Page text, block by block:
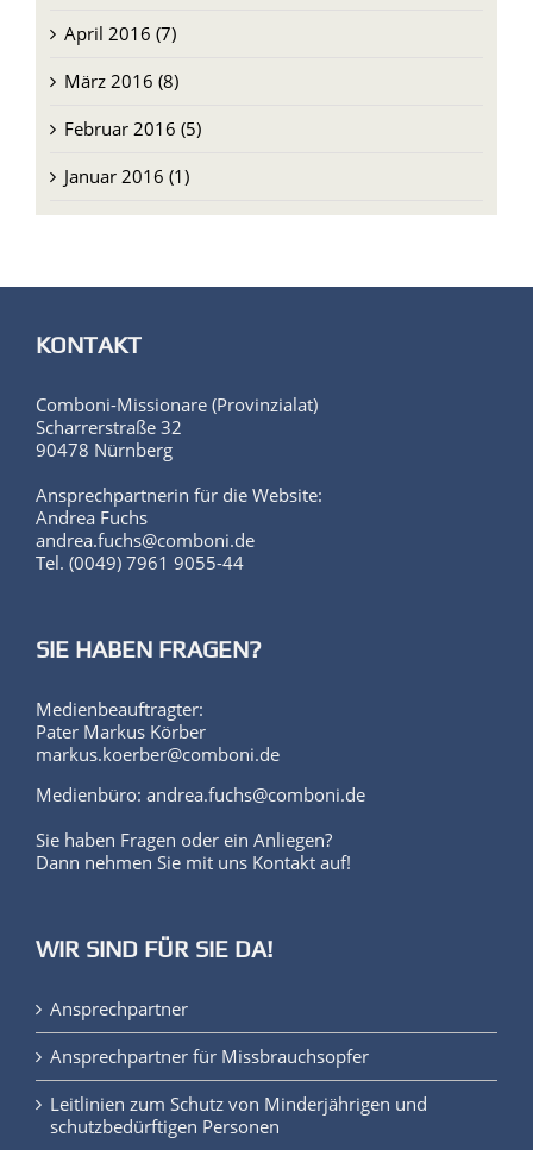
April 2016 (7)
März 2016 (8)
Februar 2016 (5)
Januar 2016 (1)
KONTAKT
Comboni-Missionare (Provinzialat)
Scharrerstraße 32
90478 Nürnberg
Ansprechpartnerin für die Website:
Andrea Fuchs
andrea.fuchs@comboni.de
Tel. (0049) 7961 9055-44
SIE HABEN FRAGEN?
Medienbeauftragter:
Pater Markus Körber
markus.koerber@comboni.de
Medienbüro: andrea.fuchs@comboni.de
Sie haben Fragen oder ein Anliegen?
Dann nehmen Sie mit uns Kontakt auf!
WIR SIND FÜR SIE DA!
Ansprechpartner
Ansprechpartner für Missbrauchsopfer
Leitlinien zum Schutz von Minderjährigen und
schutzbedürftigen Personen